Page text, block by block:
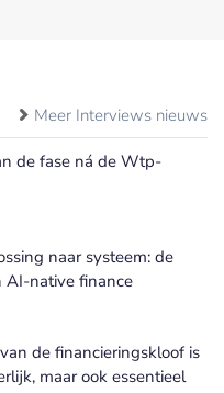
Meer Interviews nieuws
de fase ná de Wtp-
naar systeem: de
AI-native finance
de financieringskloof is
maar ook essentieel